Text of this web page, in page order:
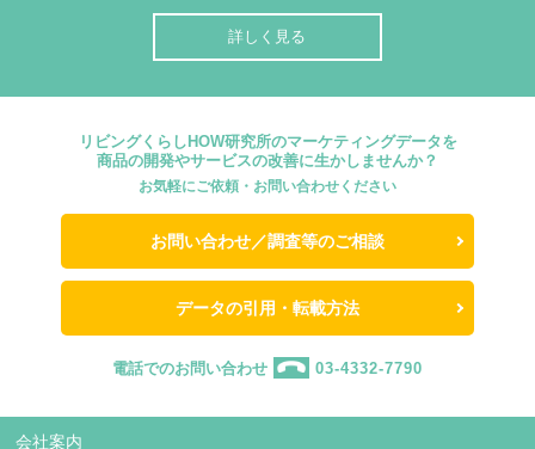
詳しく見る
リビングくらしHOW研究所のマーケティングデータを
商品の開発やサービスの改善に生かしませんか？
お気軽にご依頼・お問い合わせください
お問い合わせ／調査等のご相談
データの引用・転載方法
電話でのお問い合わせ 03-4332-7790
会社案内